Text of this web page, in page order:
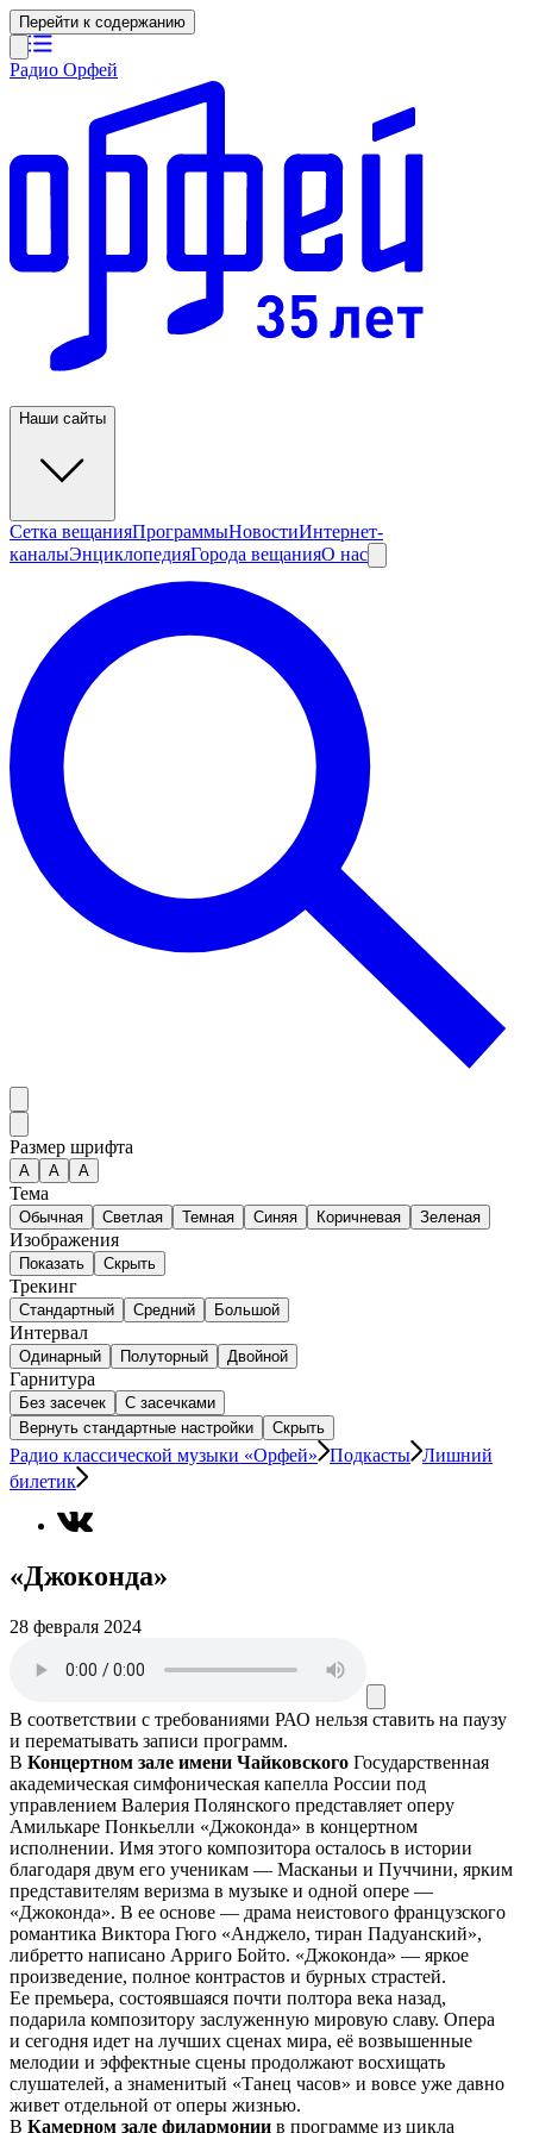
Перейти к содержанию
Радио Орфей
Наши сайты
Сетка вещанияПрограммыНовостиИнтернет-
каналыЭнциклопедияГорода вещанияО нас
Размер шрифта
А A A
Тема
Обычная Светлая Темная Синяя Коричневая Зеленая
Изображения
Показать Скрыть
Трекинг
Стандартный Средний Большой
Интервал
Одинарный Полуторный Двойной
Гарнитура
Без засечек
С засечками
Вернуть стандартные настройки
Скрыть
Радио классической музыки «Орфей» Подкасты Лишний
билетик
«Джоконда»
28 февраля 2024
В соответствии с требованиями РАО нельзя ставить на паузу
и перематывать записи программ.
В Концертном зале имени Чайковского Государственная
академическая симфоническая капелла России под
управлением Валерия Полянского представляет оперу
Амилькаре Понкьелли «Джоконда» в концертном
исполнении. Имя этого композитора осталось в истории
благодаря двум его ученикам — Масканьи и Пуччини, ярким
представителям веризма в музыке и одной опере —
«Джоконда». В ее основе — драма неистового французского
романтика Виктора Гюго «Анджело, тиран Падуанский»,
либретто написано Арриго Бойто. «Джоконда» — яркое
произведение, полное контрастов и бурных страстей.
Ее премьера, состоявшаяся почти полтора века назад,
подарила композитору заслуженную мировую славу. Опера
и сегодня идет на лучших сценах мира, её возвышенные
мелодии и эффектные сцены продолжают восхищать
слушателей, а знаменитый «Танец часов» и вовсе уже давно
живет отдельной от оперы жизнью.
В Камерном зале филармонии в программе из цикла